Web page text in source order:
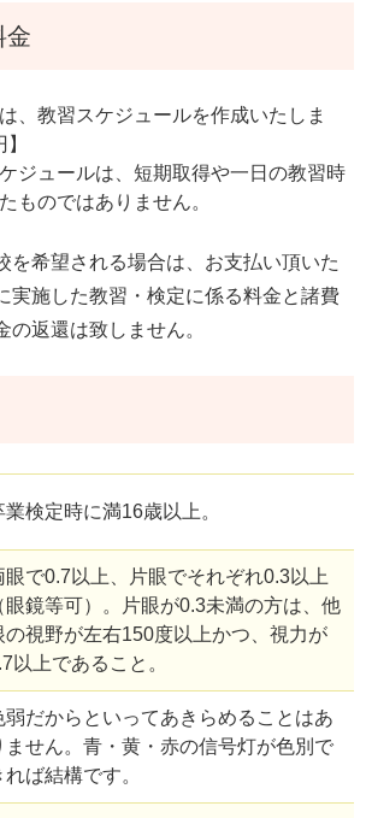
金
、教習スケジュールを作成いたしま
ジュールは、短期取得や一日の教習時
ものではありません。
を希望される場合は、お支払い頂いた
実施した教習・検定に係る料金と諸費
の返還は致しません。
業検定時に満16歳以上。
眼で0.7以上、片眼でそれぞれ0.3以上
眼鏡等可）。片眼が0.3未満の方は、他
の視野が左右150度以上かつ、視力が
以上であること。
弱だからといってあきらめることはあ
ません。青・黄・赤の信号灯が色別で
れば結構です。